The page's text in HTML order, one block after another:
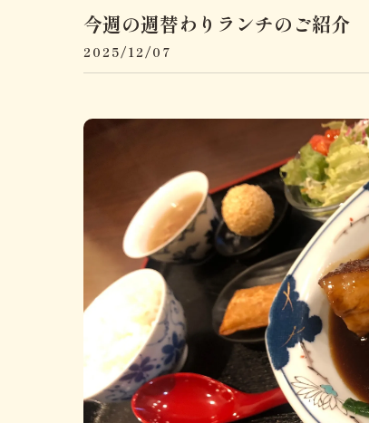
今週の週替わりランチのご紹介
2025/12/07